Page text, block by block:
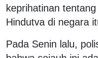
keprihatinan
Hindutva di negara
Pada Senin lalu,